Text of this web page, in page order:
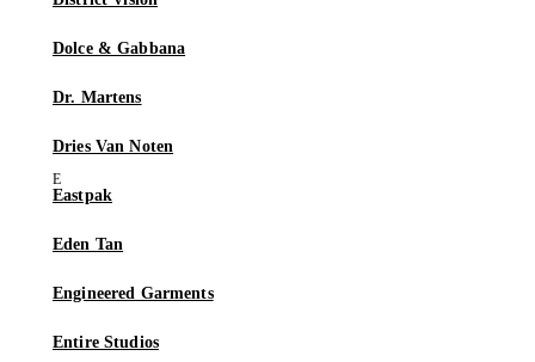
Dolce & Gabbana
Dr. Martens
Dries Van Noten
Eastpak
Eden Tan
Engineered Garments
Entire Studios